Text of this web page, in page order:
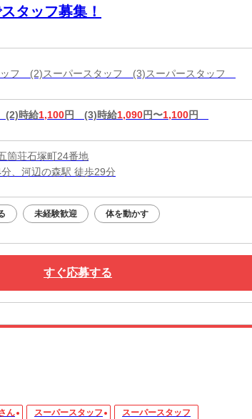
タッフ募集！
ッフ (2)スーパースタッフ (3)スーパースタッフ
(2)時給1,100円 (3)時給1,090円〜1,100円
箇荘石塚町24番地
、河辺の森駅 徒歩29分
未経験歓迎 体を動かす
すぐ応募する
ん スーパースタッフ スーパースタッフ